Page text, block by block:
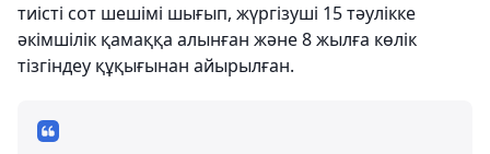
тиісті сот шешімі шығып, жүргізуші 15 тәулікке
әкімшілік қамаққа алынған және 8 жылға көлік
тізгіндеу құқығынан айырылған.